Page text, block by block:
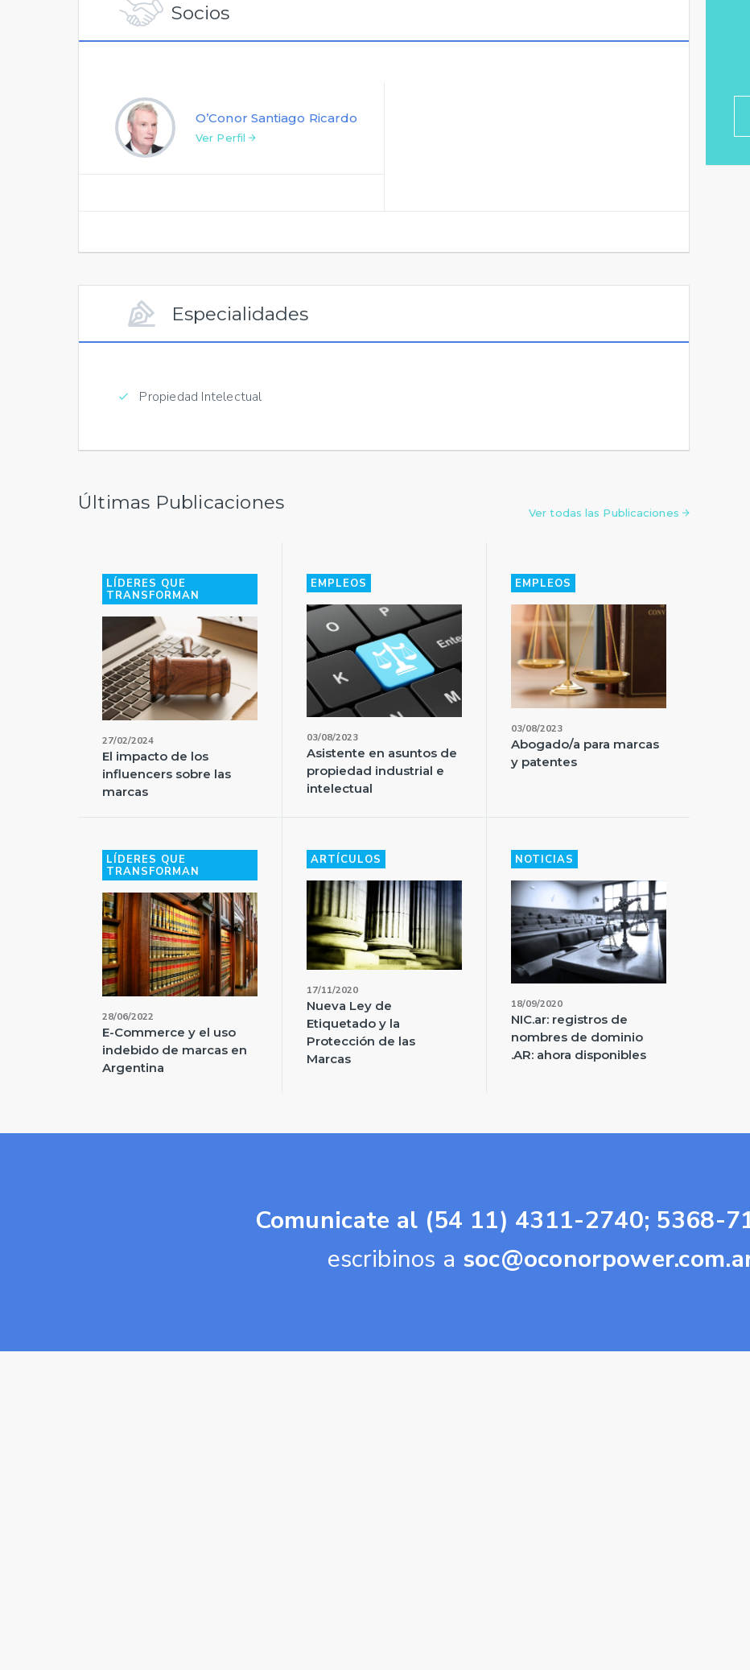
Socios
O’Conor Santiago Ricardo
Ver Perfil
Especialidades
Propiedad Intelectual
Últimas Publicaciones Ver todas las Publicaciones
LÍDERES QUE
TRANSFORMAN
27/02/2024
El impacto de los
influencers sobre las
marcas
EMPLEOS
03/08/2023
Asistente en asuntos de
propiedad industrial e
intelectual
EMPLEOS
03/08/2023
Abogado/a para marcas
y patentes
LÍDERES QUE
TRANSFORMAN
28/06/2022
E-Commerce y el uso
indebido de marcas en
Argentina
ARTÍCULOS
17/11/2020
Nueva Ley de
Etiquetado y la
Protección de las
Marcas
NOTICIAS
18/09/2020
NIC.ar: registros de
nombres de dominio
.AR: ahora disponibles
Comunicate al (54 11) 4311-2740; 5368-
escribinos a